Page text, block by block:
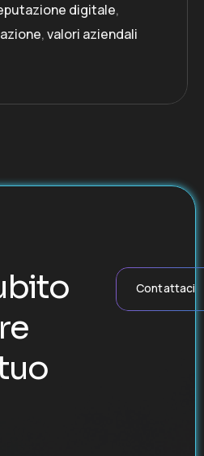
digitale,
,valori aziendali
Contattaci